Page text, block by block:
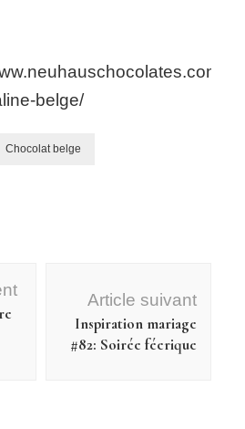
fr/
belge/
Chocolat belge
Article suivant
Inspiration mariage
#82: Soirée féerique